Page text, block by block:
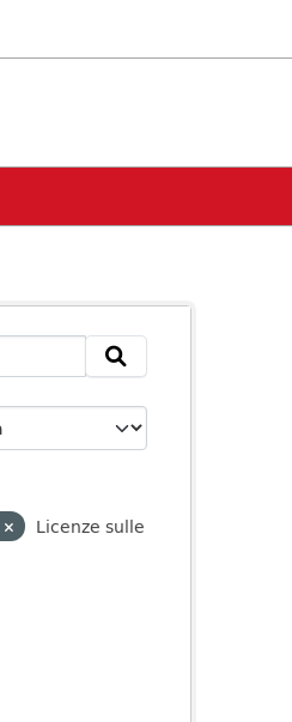
Licenze sulle